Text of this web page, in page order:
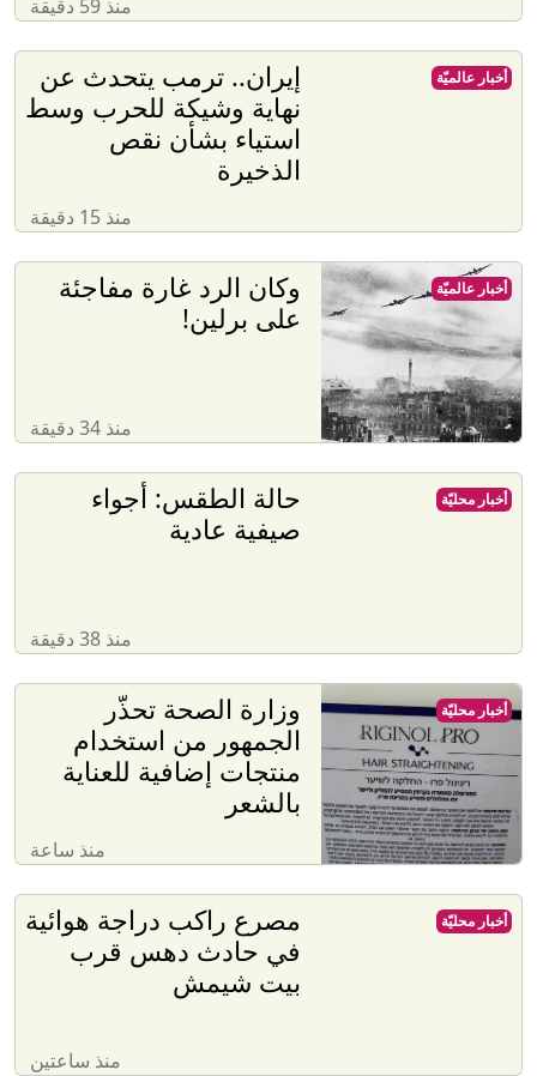
منذ 59 دقيقة
إيران.. ترمب يتحدث عن
نهاية وشيكة للحرب وسط
استياء بشأن نقص
الذخيرة
منذ 15 دقيقة
أخبار عالميّة
وكان الرد غارة مفاجئة
على برلين!
منذ 34 دقيقة
أخبار عالميّة
حالة الطقس: أجواء
صيفية عادية
منذ 38 دقيقة
أخبار محليّة
وزارة الصحة تحذّر
الجمهور من استخدام
منتجات إضافية للعناية
بالشعر
منذ ساعة
أخبار محليّة
مصرع راكب دراجة هوائية
في حادث دهس قرب
بيت شيمش
منذ ساعتين
أخبار محليّة